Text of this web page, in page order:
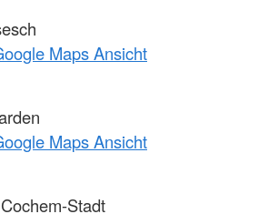
Maps Ansicht
Maps Ansicht
Stadt